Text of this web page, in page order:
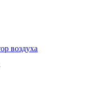
воздуха